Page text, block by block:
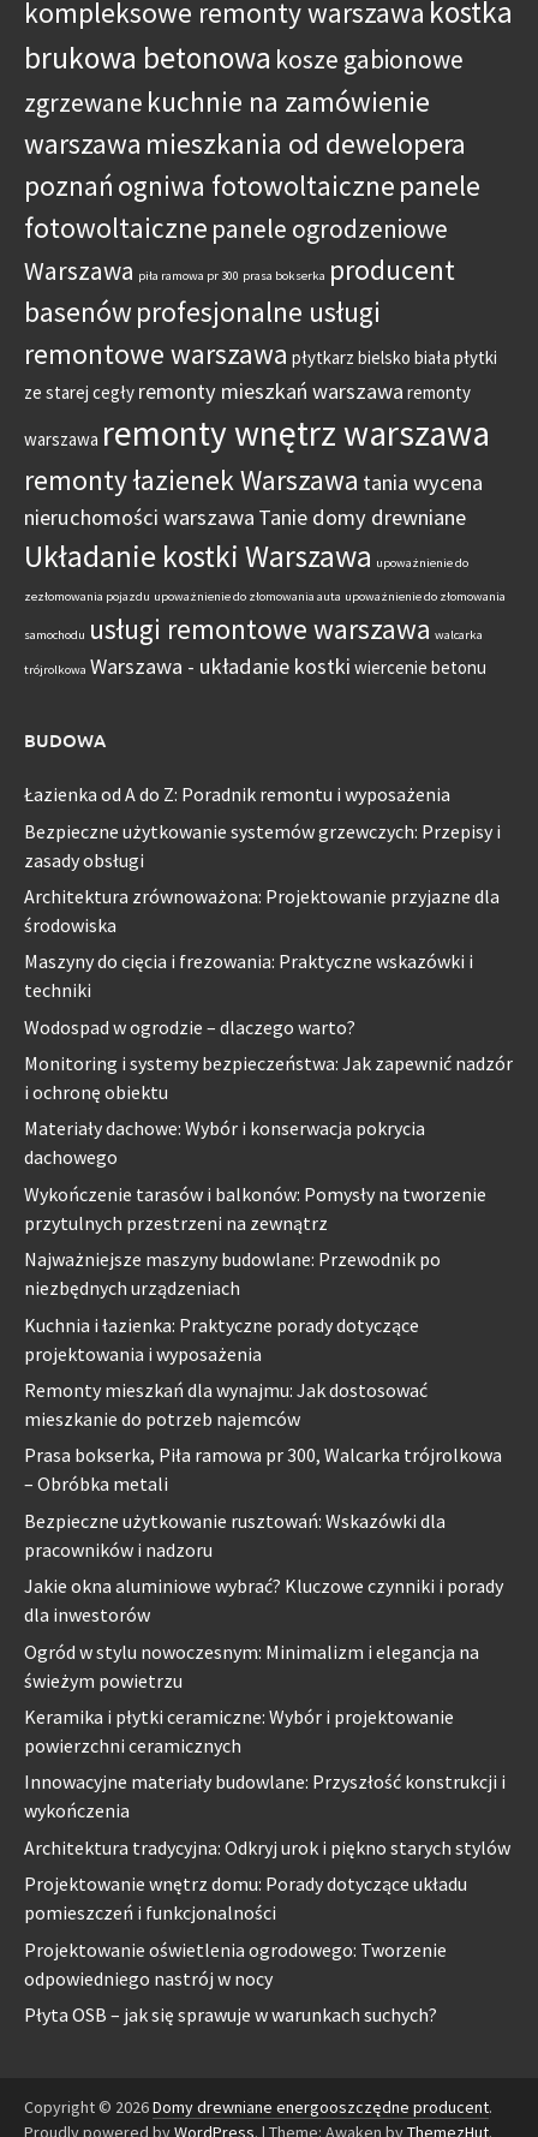
kompleksowe remonty warszawa kostka
brukowa betonowa kosze gabionowe
zgrzewane kuchnie na zamówienie
warszawa mieszkania od dewelopera
poznań ogniwa fotowoltaiczne panele
fotowoltaiczne panele ogrodzeniowe
Warszawa piła ramowa pr 300 prasa bokserka producent
basenów profesjonalne usługi
remontowe warszawa płytkarz bielsko biała płytki
ze starej cegły remonty mieszkań warszawa remonty
warszawa remonty wnętrz warszawa
remonty łazienek Warszawa tania wycena
nieruchomości warszawa Tanie domy drewniane
Układanie kostki Warszawa upoważnienie do
zezłomowania pojazdu upoważnienie do złomowania auta upoważnienie do złomowania
samochodu usługi remontowe warszawa walcarka
trójrolkowa Warszawa - układanie kostki wiercenie betonu
BUDOWA
Łazienka od A do Z: Poradnik remontu i wyposażenia
Bezpieczne użytkowanie systemów grzewczych: Przepisy i
zasady obsługi
Architektura zrównoważona: Projektowanie przyjazne dla
środowiska
Maszyny do cięcia i frezowania: Praktyczne wskazówki i
techniki
Wodospad w ogrodzie – dlaczego warto?
Monitoring i systemy bezpieczeństwa: Jak zapewnić nadzór
i ochronę obiektu
Materiały dachowe: Wybór i konserwacja pokrycia
dachowego
Wykończenie tarasów i balkonów: Pomysły na tworzenie
przytulnych przestrzeni na zewnątrz
Najważniejsze maszyny budowlane: Przewodnik po
niezbędnych urządzeniach
Kuchnia i łazienka: Praktyczne porady dotyczące
projektowania i wyposażenia
Remonty mieszkań dla wynajmu: Jak dostosować
mieszkanie do potrzeb najemców
Prasa bokserka, Piła ramowa pr 300, Walcarka trójrolkowa
– Obróbka metali
Bezpieczne użytkowanie rusztowań: Wskazówki dla
pracowników i nadzoru
Jakie okna aluminiowe wybrać? Kluczowe czynniki i porady
dla inwestorów
Ogród w stylu nowoczesnym: Minimalizm i elegancja na
świeżym powietrzu
Keramika i płytki ceramiczne: Wybór i projektowanie
powierzchni ceramicznych
Innowacyjne materiały budowlane: Przyszłość konstrukcji i
wykończenia
Architektura tradycyjna: Odkryj urok i piękno starych stylów
Projektowanie wnętrz domu: Porady dotyczące układu
pomieszczeń i funkcjonalności
Projektowanie oświetlenia ogrodowego: Tworzenie
odpowiedniego nastrój w nocy
Płyta OSB – jak się sprawuje w warunkach suchych?
Copyright © 2026Domy drewniane energooszczędne producent.
Proudly powered byWordPress. | Theme: Awaken byThemezHut.